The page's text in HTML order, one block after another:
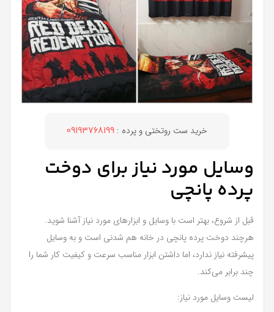
خرید ست روتختی و پرده : 09193768199
وسایل مورد نیاز برای دوخت
پرده پانچی
قبل از شروع، بهتر است با وسایل و ابزارهای مورد نیاز آشنا شوید.
هرچند دوخت پرده پانچی در خانه هم شدنی است و به وسایل
پیشرفته نیاز ندارد، اما داشتن ابزار مناسب سرعت و کیفیت کار شما را
چند برابر می‌کند.
لیست وسایل مورد نیاز: